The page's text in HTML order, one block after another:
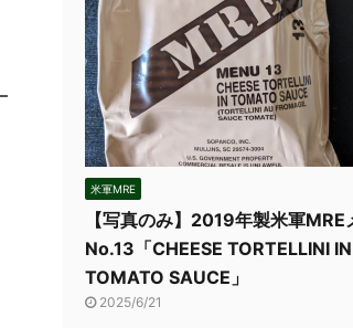
米軍MRE
【写真のみ】2019年製米軍MRE
No.13「CHEESE TORTELLINI IN
TOMATO SAUCE」
2025/6/21